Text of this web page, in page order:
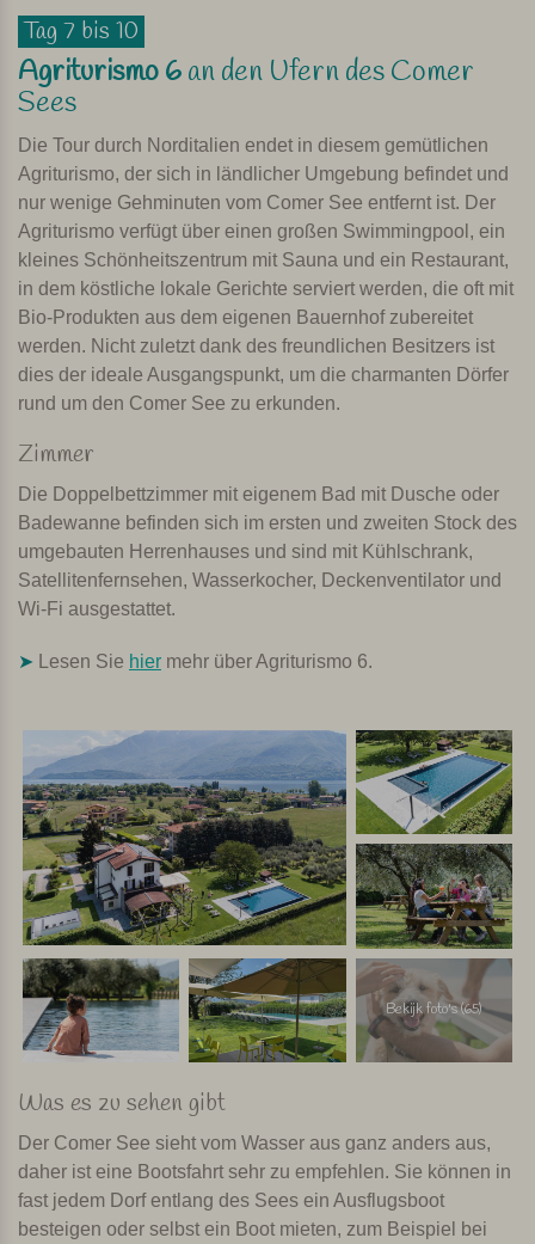
Tag 7 bis 10
Agriturismo 6an den Ufern des Comer
Sees
Die Tour durch Norditalien endet in diesem gemütlichen
Agriturismo, der sich in ländlicher Umgebung befindet und
nur wenige Gehminuten vom Comer See entfernt ist. Der
Agriturismo verfügt über einen großen Swimmingpool, ein
kleines Schönheitszentrum mit Sauna und ein Restaurant,
in dem köstliche lokale Gerichte serviert werden, die oft mit
Bio-Produkten aus dem eigenen Bauernhof zubereitet
werden. Nicht zuletzt dank des freundlichen Besitzers ist
dies der ideale Ausgangspunkt, um die charmanten Dörfer
rund um den Comer See zu erkunden.
Zimmer
Die Doppelbettzimmer mit eigenem Bad mit Dusche oder
Badewanne befinden sich im ersten und zweiten Stock des
umgebauten Herrenhauses und sind mit Kühlschrank,
Satellitenfernsehen, Wasserkocher, Deckenventilator und
Wi-Fi ausgestattet.
➤ Lesen Sie hier mehr über Agriturismo 6.
Bekijk foto's (65)
Was es zu sehen gibt
Der Comer See sieht vom Wasser aus ganz anders aus,
daher ist eine Bootsfahrt sehr zu empfehlen. Sie können in
fast jedem Dorf entlang des Sees ein Ausflugsboot
besteigen oder selbst ein Boot mieten, zum Beispiel bei